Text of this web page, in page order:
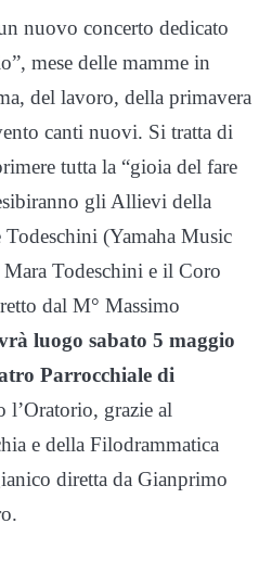
nuovo concerto dedicato
mese delle mamme in
del lavoro, della primavera
canti nuovi. Si tratta di
tutta la “gioia del fare
gli Allievi della
(Yamaha Music
Todeschini e il Coro
dal M° Massimo
luogo sabato 5 maggio
Parrocchiale di
l’Oratorio, grazie al
e della Filodrammatica
diretta da Gianprimo